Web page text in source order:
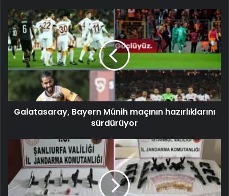
Galatasaray, Bayern Münih maçının hazırlıklarını
sürdürüyor